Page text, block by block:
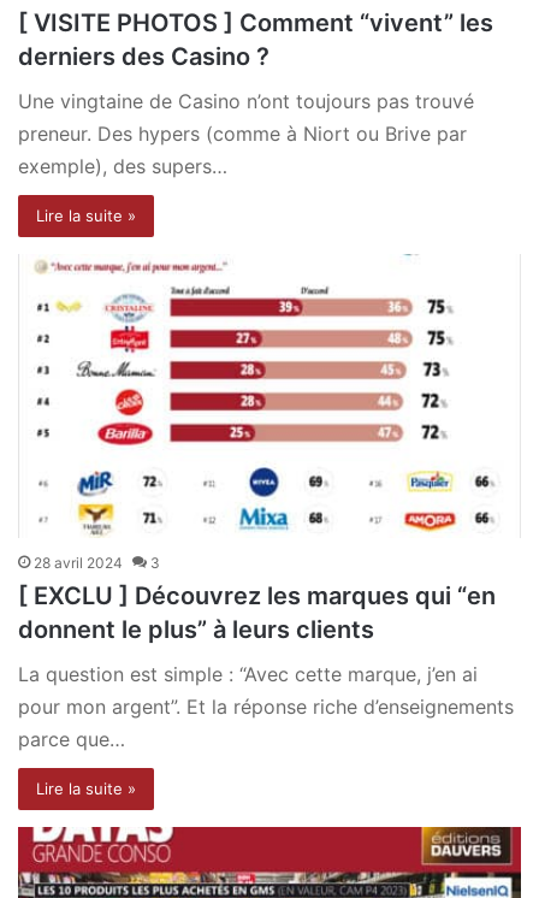
[ VISITE PHOTOS ] Comment “vivent” les
derniers des Casino ?
Une vingtaine de Casino n’ont toujours pas trouvé
preneur. Des hypers (comme à Niort ou Brive par
exemple), des supers…
Lire la suite »
28 avril 2024 3
[ EXCLU ] Découvrez les marques qui “en
donnent le plus” à leurs clients
La question est simple : “Avec cette marque, j’en ai
pour mon argent”. Et la réponse riche d’enseignements
parce que…
Lire la suite »